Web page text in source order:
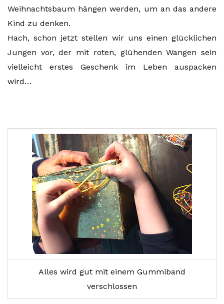
Weihnachtsbaum hängen werden, um an das andere
Kind zu denken.
Hach, schon jetzt stellen wir uns einen glücklichen
Jungen vor, der mit roten, glühenden Wangen sein
vielleicht erstes Geschenk im Leben auspacken
wird…
Alles wird gut mit einem Gummiband
verschlossen